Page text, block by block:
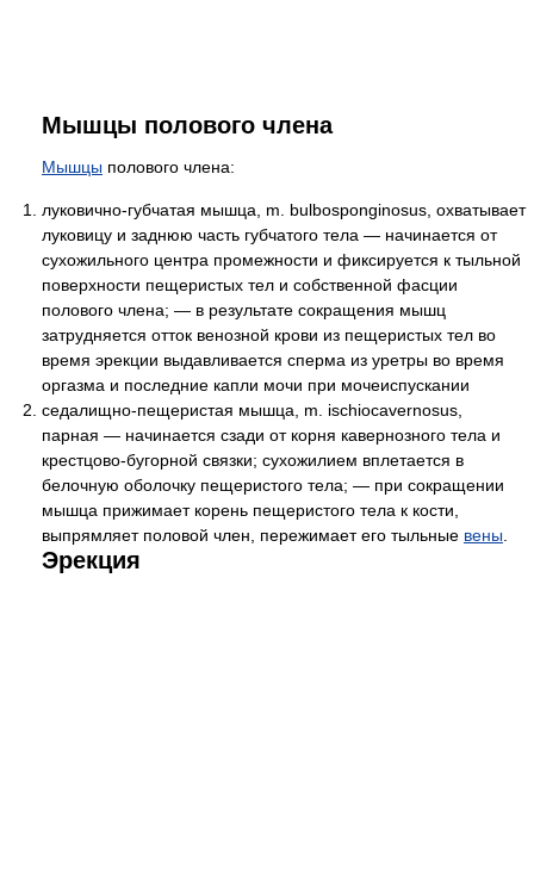
Мышцы полового члена
Мышцы полового члена:
луковично-губчатая мышца, m. bulbosponginosus, охватывает
луковицу и заднюю часть губчатого тела — начинается от
сухожильного центра промежности и фиксируется к тыльной
поверхности пещеристых тел и собственной фасции
полового члена; — в результате сокращения мышц
затрудняется отток венозной крови из пещеристых тел во
время эрекции выдавливается сперма из уретры во время
оргазма и последние капли мочи при мочеиспускании
седалищно-пещеристая мышца, m. ischiocavernosus,
парная — начинается сзади от корня кавернозного тела и
крестцово-бугорной связки; сухожилием вплетается в
белочную оболочку пещеристого тела; — при сокращении
мышца прижимает корень пещеристого тела к кости,
выпрямляет половой член, пережимает его тыльные вены.
Эрекция